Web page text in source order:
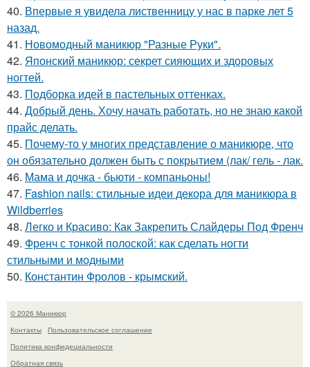
40. Впервые я увидела лиственницу у нас в парке лет 5
назад.
41. Новомодный маникюр "Разные Руки".
42. Японский маникюр: секрет сияющих и здоровых
ногтей.
43. Подборка идей в пастельных оттенках.
44. Добрый день. Хочу начать работать, но не знаю какой
прайс делать.
45. Почему-то у многих представление о маникюре, что
он обязательно должен быть с покрытием (лак/ гель - лак.
46. Мама и дочка - бьюти - компаньоны!
47. Fashion nails: стильные идеи декора для маникюра в
Wildberries
48. Легко и Красиво: Как Закрепить Слайдеры Под Френч
49. Френч с тонкой полоской: как сделать ногти
стильными и модными
50. Константин Фролов - крымский.
© 2026 Маникюр
Контакты
Пользовательское соглашение
Политика конфидециальности
Обратная связь